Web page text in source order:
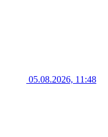
05.08.2026, 11:48